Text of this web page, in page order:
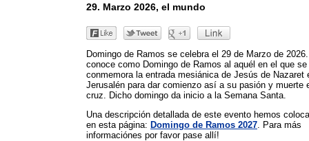
29. Marzo 2026, el mundo
Domingo de Ramos se celebra el 29 de Marzo de
conoce como Domingo de Ramos al aquél en el que se
conmemora la entrada mesiánica de Jesús de Nazaret
Jerusalén para dar comienzo así a su pasión y muerte
cruz. Dicho domingo da inicio a la Semana Santa.
Una descripción detallada de este evento hemos
en esta página: Domingo de Ramos 2027 . Para más
informaciónes por favor pase allí!